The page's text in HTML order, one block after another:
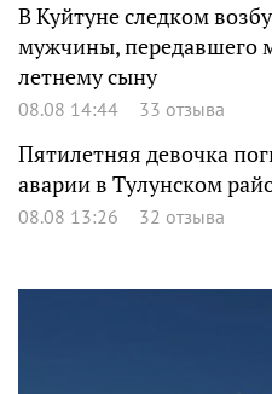
В Куйтуне следком
мужчины, передавшего
летнему сыну
08.08 14:44 33 отзыва
Пятилетняя девочка
аварии в Тулунском
08.08 13:26 32 отзыва